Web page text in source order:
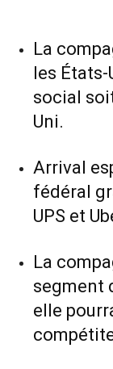
La
les
social
Uni.
Arrival
fédéral
UPS et
La
segment
elle